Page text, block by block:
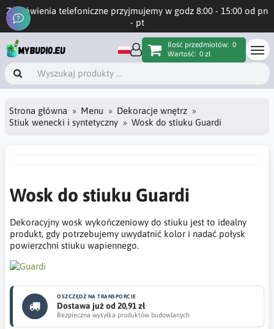
Zamówienia telefoniczne przyjmujemy w godz 8:00 - 15:00 od pn
- pt
Ilość przedmiotów: 0
Wartość: 0 zł
Strona główna Menu
Dekoracje wnętrz
Stiuk wenecki i syntetyczny
Wosk do stiuku Guardi
Wosk do stiuku Guardi
Dekoracyjny wosk wykończeniowy do stiuku jest to idealny
produkt, gdy potrzebujemy uwydatnić kolor i nadać połysk
powierzchni stiuku wapiennego.
OSZCZĘDŹ NA TRANSPORCIE
Dostawa już od 20,91 zł
Bezpieczna wysyłka produktów budowlanych